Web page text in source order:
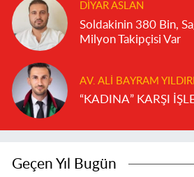
DIYAR ASLAN
Soldakinin 380 Bin,
Milyon Takipçisi Var
AV. ALI BAYRAM
“KADINA” KARŞI
Geçen Yıl Bugün